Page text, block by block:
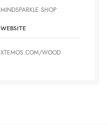
MINDSPARKLE SHOP
WEBSITE
XTEMOS.COM/WOOD